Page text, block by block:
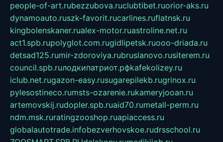
people-of-art.rubezzubova.ruclubtibet.ruorior-aks.ru
dynamoauto.ruszk-favorit.rucarlines.ruflatnsk.ru
kingbolenskaner.rualex-motor.ruastroline.net.ru
act1.spb.rupolyglot.com.rugidlipetsk.ruooo-driada.ru
detsad125.rumir-zdoroviya.rubruslanovo.rusiterem.ru
council.spb.ruлодкипатриот.рфkafekolizey.ru
iclub.net.rugazon-easy.rusugarepilekb.rugrinox.ru
pylesostineco.rumsts-ozarenie.rukameryjooan.ru
artemovskij.rudopler.spb.ruaid70.rumetall-perm.ru
ndm.msk.ruratingzooshop.ruapiaccess.ru
globalautotrade.infobezverhovskoe.rudrsschool.ru